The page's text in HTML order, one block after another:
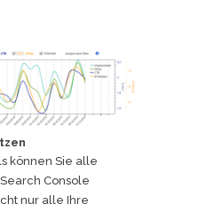
können Sie alle
Console
nur alle Ihre